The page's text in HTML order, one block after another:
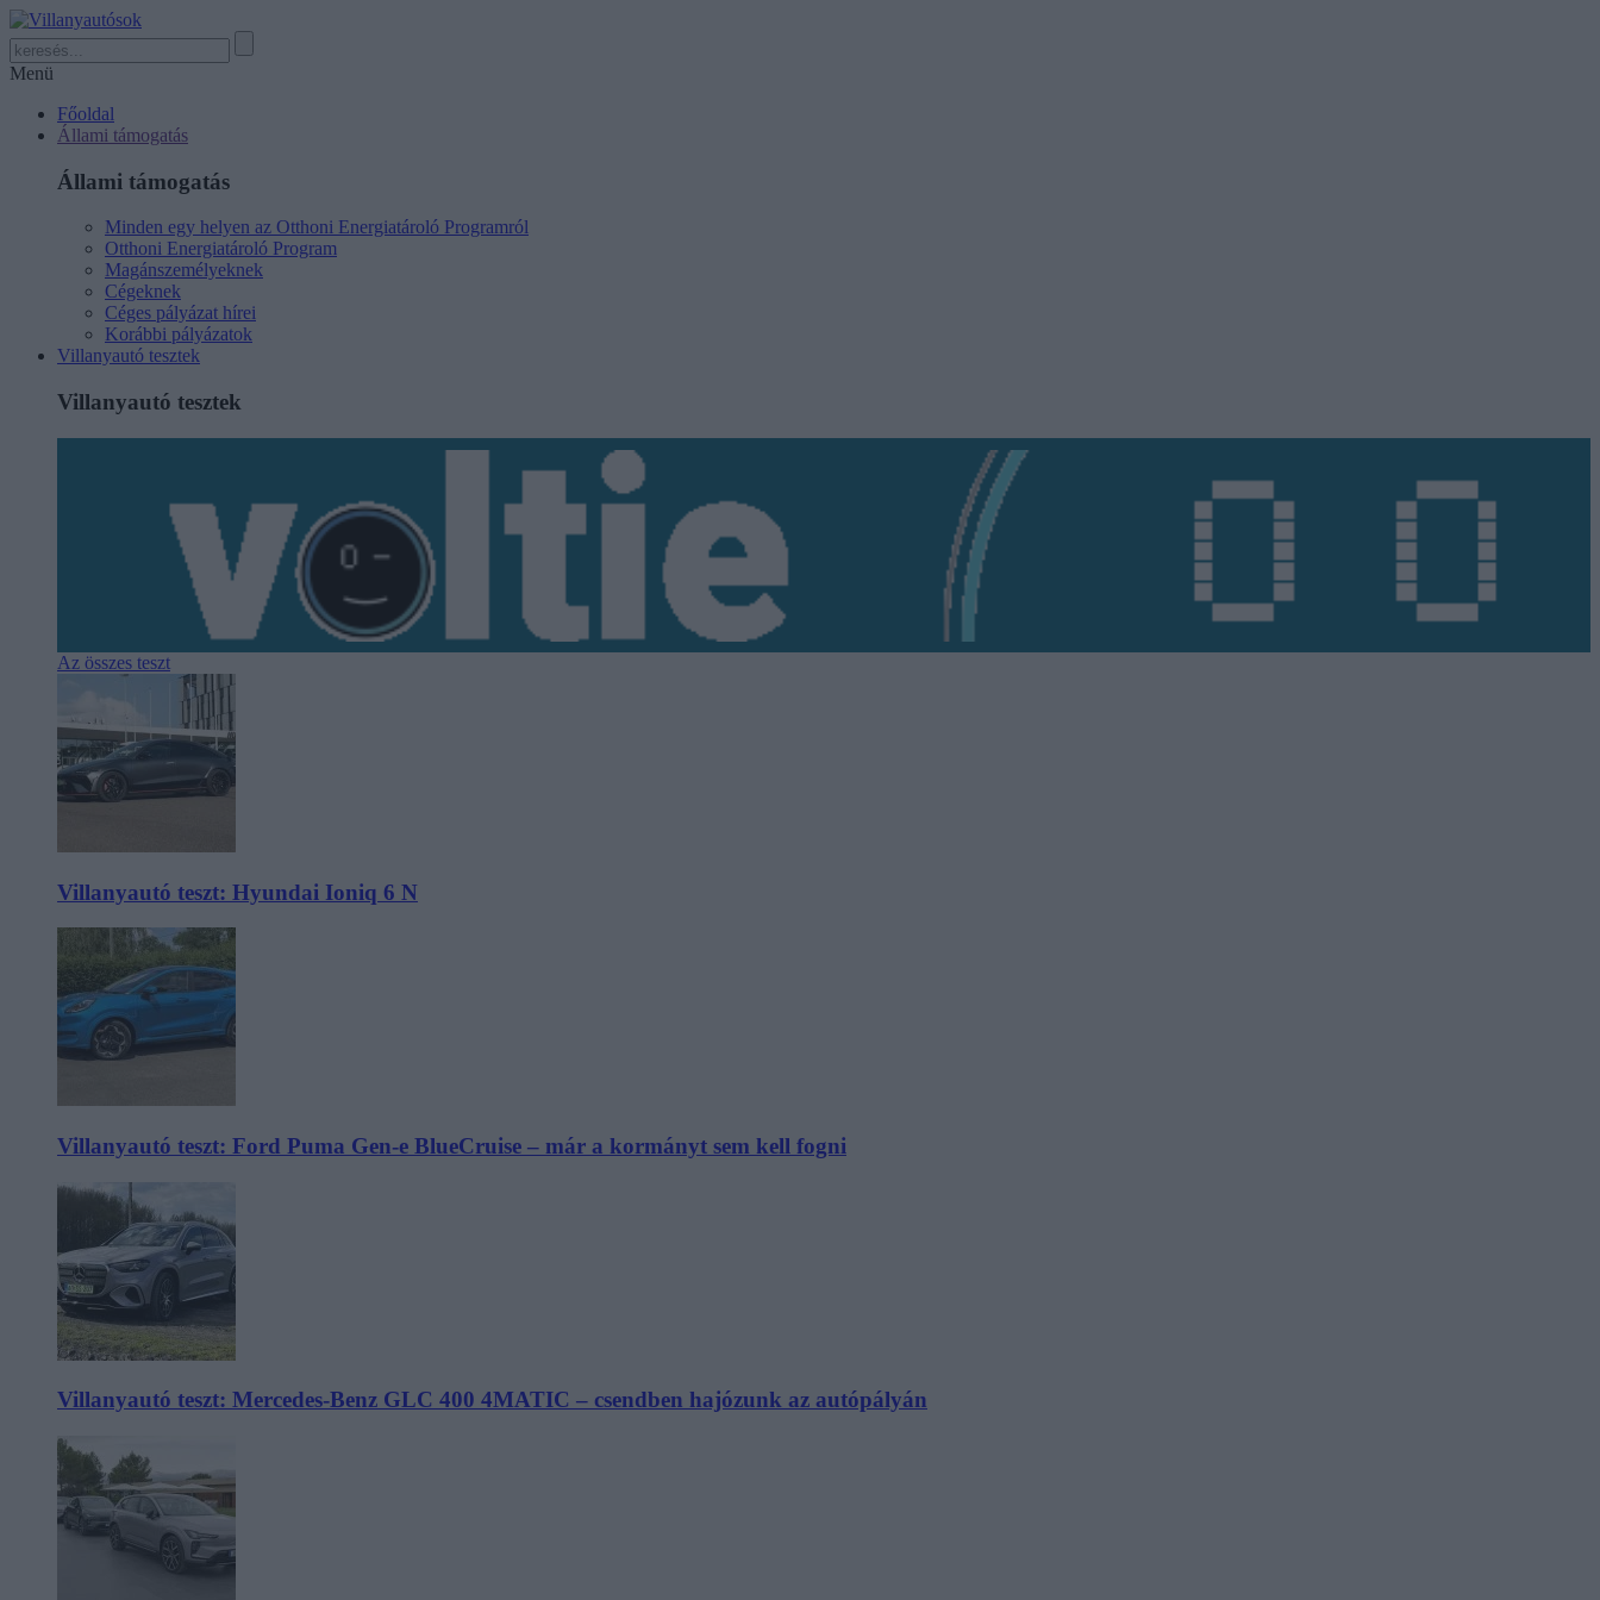
Menü
Főoldal
Állami támogatás
Állami támogatás
Minden egy helyen az Otthoni Energiatároló Programról
Otthoni Energiatároló Program
Magánszemélyeknek
Cégeknek
Céges pályázat hírei
Korábbi pályázatok
Villanyautó tesztek
Villanyautó tesztek
Az összes teszt
Villanyautó teszt: Hyundai Ioniq 6 N
Villanyautó teszt: Ford Puma Gen-e BlueCruise – már a kormányt sem kell fogni
Villanyautó teszt: Mercedes-Benz GLC 400 4MATIC – csendben hajózunk az autópályán